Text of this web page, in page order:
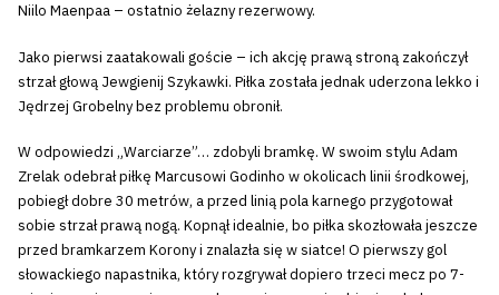
Niilo Maenpaa – ostatnio żelazny rezerwowy.
Jako pierwsi zaatakowali goście – ich akcję prawą stroną zakończył
strzał głową Jewgienij Szykawki. Piłka została jednak uderzona lekko i
Jędrzej Grobelny bez problemu obronił.
W odpowiedzi „Warciarze”… zdobyli bramkę. W swoim stylu Adam
Zrelak odebrał piłkę Marcusowi Godinho w okolicach linii środkowej,
pobiegł dobre 30 metrów, a przed linią pola karnego przygotował
sobie strzał prawą nogą. Kopnął idealnie, bo piłka skozłowała jeszcze
przed bramkarzem Korony i znalazła się w siatce! O pierwszy gol
słowackiego napastnika, który rozgrywał dopiero trzeci mecz po 7-